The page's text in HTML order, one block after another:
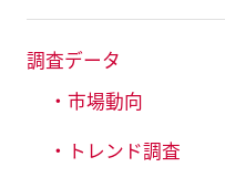
調査データ
・市場動向
・トレンド調査